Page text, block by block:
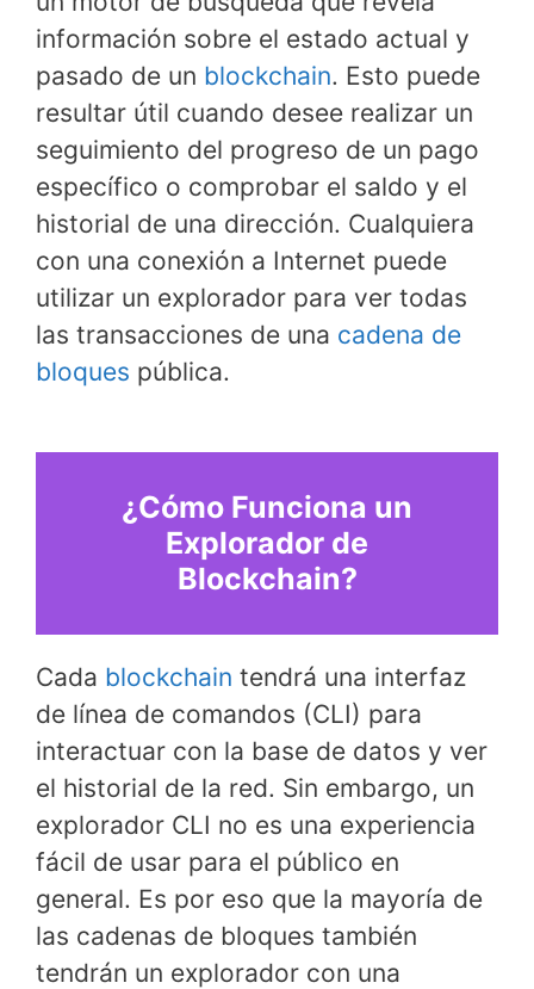
información sobre el estado actual y
pasado de un blockchain. Esto puede
resultar útil cuando desee realizar un
seguimiento del progreso de un pago
específico o comprobar el saldo y el
historial de una dirección. Cualquiera
con una conexión a Internet puede
utilizar un explorador para ver todas
las transacciones de una cadena de
bloques pública.
¿Cómo Funciona un
Explorador de
Blockchain?
Cada blockchain tendrá una interfaz
de línea de comandos (CLI) para
interactuar con la base de datos y ver
el historial de la red. Sin embargo, un
explorador CLI no es una experiencia
fácil de usar para el público en
general. Es por eso que la mayoría de
las cadenas de bloques también
tendrán un explorador con una